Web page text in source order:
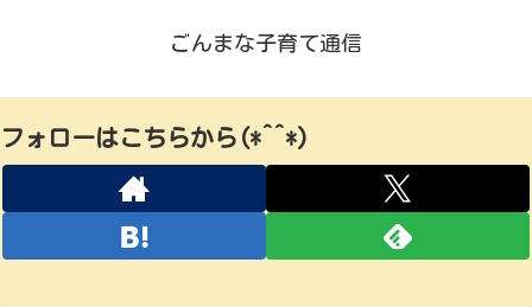
ごんまな子育て通信
フォローはこちらから(*^^*)